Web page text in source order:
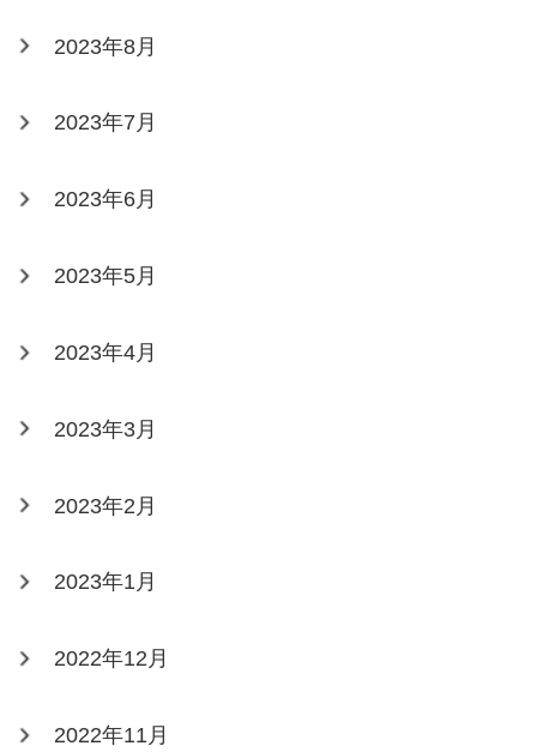
2023年8月
2023年7月
2023年6月
2023年5月
2023年4月
2023年3月
2023年2月
2023年1月
2022年12月
2022年11月